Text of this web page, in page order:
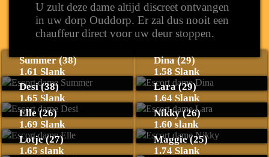
U zult deze dame altijd discreet ontvangen
in uw dorp Ouddorp. Er zal dus nooit een
chauffeur direct voor uw deur stoppen.
Summer (38)
1.61 Slank
Dina (29)
1.58 Slank
Desi (38)
1.65 Slank
Lara (29)
1.64 Slank
Elle (26)
1.69 Slank
Nikky (26)
1.60 slank
Lotje (27)
1.65 slank
Maggie (25)
1.74 Slank